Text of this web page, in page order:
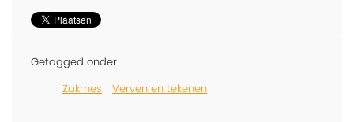
Getagged onder
Zakmes
Verven en tekenen